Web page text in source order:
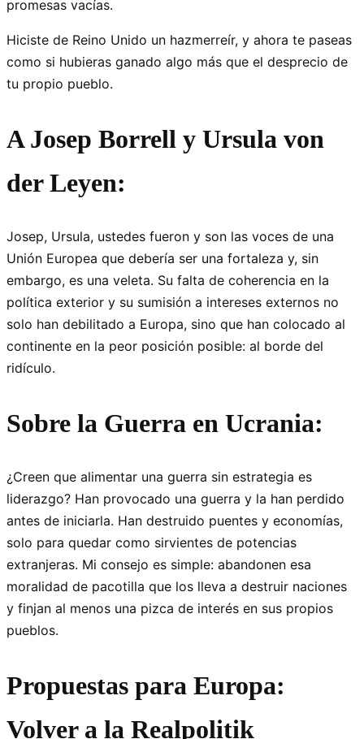
promesas vacías.
Hiciste de Reino Unido un hazmerreír, y ahora te paseas
como si hubieras ganado algo más que el desprecio de
tu propio pueblo.
A Josep Borrell y Ursula von
der Leyen:
Josep, Ursula, ustedes fueron y son las voces de una
Unión Europea que debería ser una fortaleza y, sin
embargo, es una veleta. Su falta de coherencia en la
política exterior y su sumisión a intereses externos no
solo han debilitado a Europa, sino que han colocado al
continente en la peor posición posible: al borde del
ridículo.
Sobre la Guerra en Ucrania:
¿Creen que alimentar una guerra sin estrategia es
liderazgo? Han provocado una guerra y la han perdido
antes de iniciarla. Han destruido puentes y economías,
solo para quedar como sirvientes de potencias
extranjeras. Mi consejo es simple: abandonen esa
moralidad de pacotilla que los lleva a destruir naciones
y finjan al menos una pizca de interés en sus propios
pueblos.
Propuestas para Europa:
Volver a la Realpolitik